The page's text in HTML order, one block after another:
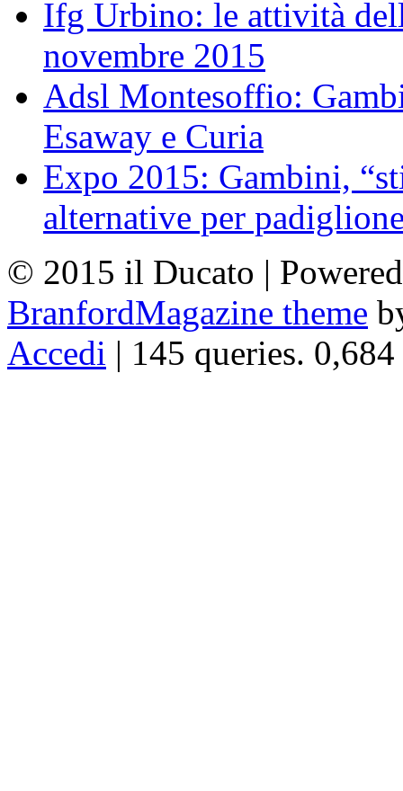
Ifg Urbino: le attività
novembre 2015
Adsl Montesoffio:
Esaway e Curia
Expo 2015: Gambini,
alternative per
© 2015 il Ducato |
BranfordMagazine theme
Accedi | 145 queries. 0,684